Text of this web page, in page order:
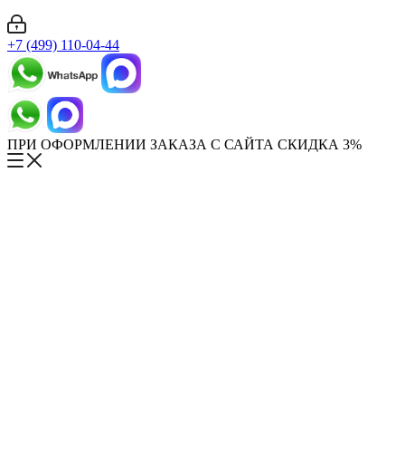
+7 (499) 110-04-44
ПРИ ОФОРМЛЕНИИ ЗАКАЗА С САЙТА СКИДКА 3%